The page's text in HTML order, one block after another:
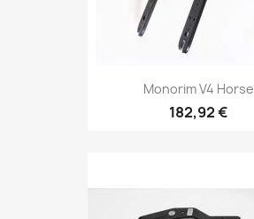
Monorim V4 Horse
182,92 €